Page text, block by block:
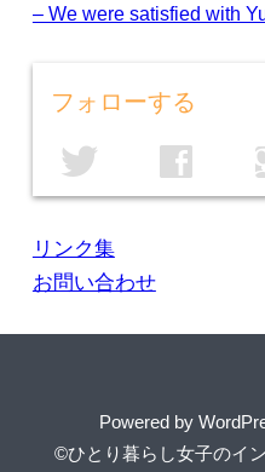
– We were satisfied with
フォローする
twitter facebook
リンク集
お問い合わせ
Powered by
©ひとり暮らし女子のイ